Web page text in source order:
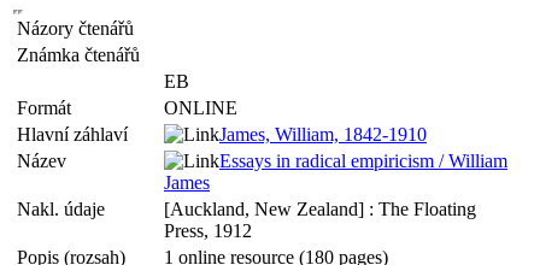
Názory čtenářů
Známka čtenářů
EB
Formát
ONLINE
Hlavní záhlaví
James, William, 1842-1910
Název
Essays in radical empiricism / William
James
Nakl. údaje
[Auckland, New Zealand] : The Floating
Press, 1912
Popis (rozsah)
1 online resource (180 pages)